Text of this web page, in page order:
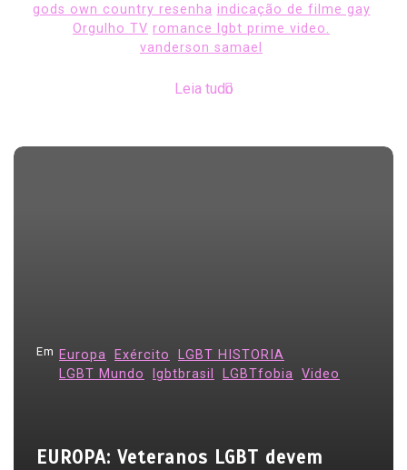
gods own country resenha indicação de filme gay
Orgulho TV romance lgbt prime video.
vanderson samael
Leia tudo
Em Europa Exército
LGBT HISTORIA
LGBT Mundo
lgbtbrasil LGBTfobia Video
EUROPA: Veteranos LGBT devem